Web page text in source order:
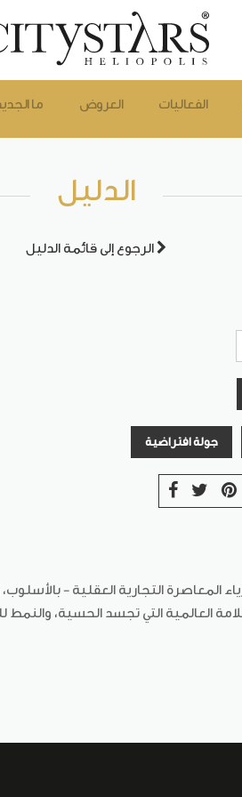
ما العروض الفعاليات
الدليل
الرجوع إلى قائمة الدليل
جولة افتراضية
المعاصرة التجارية العقلية -
العالمية التي تجسد الحسية، والنمط